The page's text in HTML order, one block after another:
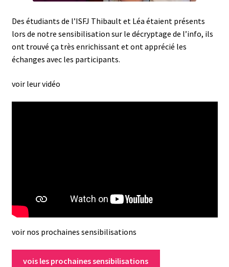
Des étudiants de l’ISFJ Thibault et Léa étaient présents
lors de notre sensibilisation sur le décryptage de l’info, ils
ont trouvé ça très enrichissant et ont apprécié les
échanges avec les participants.
voir leur vidéo
voir nos prochaines sensibilisations
vois les prochaines sensibilisations